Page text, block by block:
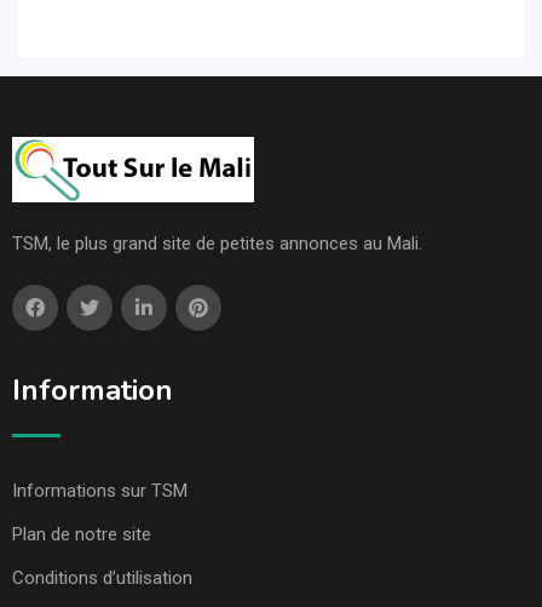
TSM, le plus grand site de petites annonces au Mali.
Information
Informations sur TSM
Plan de notre site
Conditions d’utilisation